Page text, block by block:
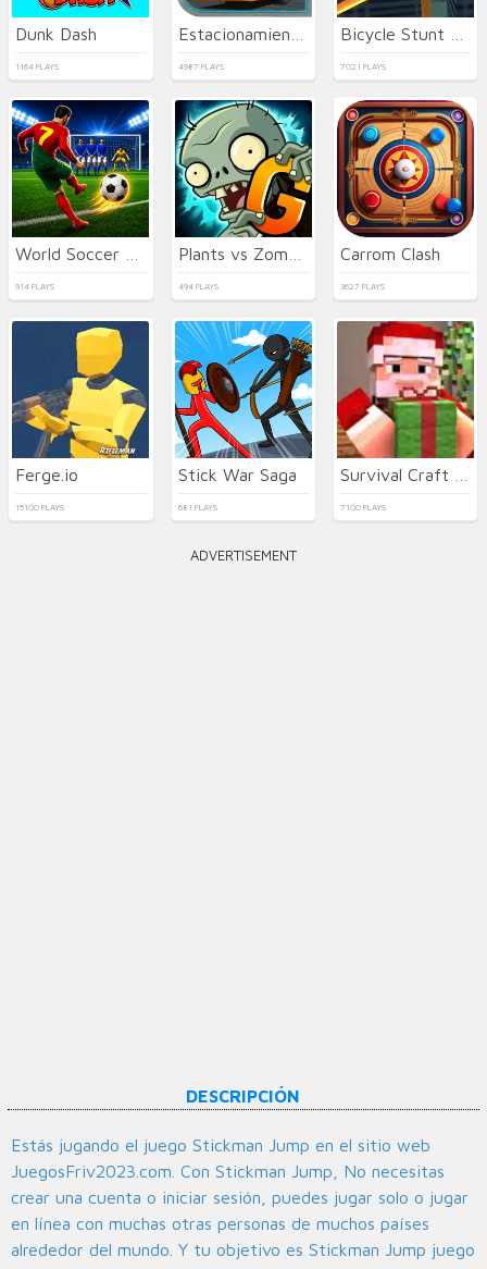
Dunk Dash
1164 PLAYS 4987 PLAYS 7021 PLAYS
914 PLAYS 494 PLAYS
Carrom Clash
3627 PLAYS
Ferge.io
15100 PLAYS
Stick War Saga
681 PLAYS 7100 PLAYS
ADVERTISEMENT
DESCRIPCIÓN
Estás jugando el juego Stickman Jump en el sitio web
JuegosFriv2023.com. Con Stickman Jump, No necesitas
crear una cuenta o iniciar sesión, puedes jugar solo o jugar
en línea con muchas otras personas de muchos países
alrededor del mundo. Y tu objetivo es Stickman Jump juego